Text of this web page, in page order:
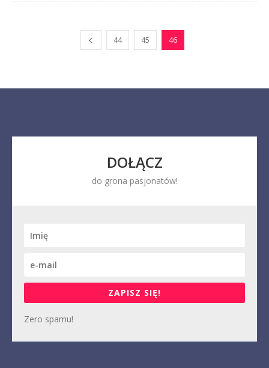
44 45 46
DOŁĄCZ
do grona pasjonatów!
ZAPISZ SIĘ!
Zero spamu!